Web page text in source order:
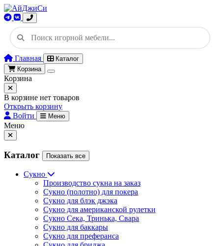
Главная
Каталог
Корзина
Корзина
В корзине нет товаров
Открыть корзину
Войти
Меню
Меню
Каталог Показать все
Сукно
Производство сукна на заказ
Сукно (полотно) для покера
Сукно для блэк джэка
Сукно для американской рулетки
Сукно Сека, Тринька, Свара
Сукно для баккары
Сукно для преферанса